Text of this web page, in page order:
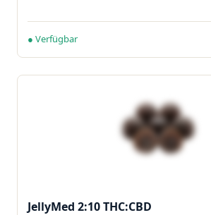
● Verfügbar
JellyMed 2:10 THC:CBD